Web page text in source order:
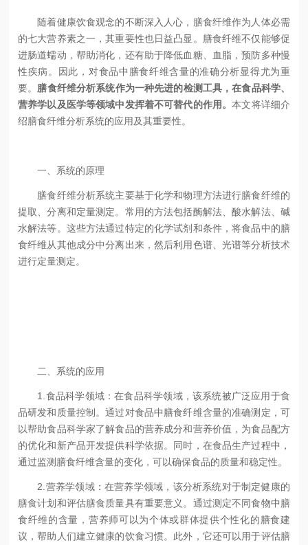
随着健康饮食观念的不断深入人心，膳食纤维作为人体必需
的七大营养素之一，其重要性也日益凸显。膳食纤维不仅能够促
进肠道蠕动，帮助消化，还有助于降低血糖、血脂，预防多种慢
性疾病。因此，对食品中膳食纤维含量的准确分析显得尤为重
要。 膳食纤维分析系统作为一种先进的检测工具，在食品科学、
营养学以及医学等领域中发挥着不可替代的作用。本文将详细介
绍膳食纤维分析系统的应用及其重要性。
一、系统的原理
膳食纤维分析系统主要基于化学和物理方法进行膳食纤维的
提取、分离和定量测定。常用的方法包括酶解法、酸水解法、碱
水解法等。这些方法通过特定的化学试剂和条件，将食品中的膳
食纤维从其他成分中分离出来，然后利用色谱、光谱等分析技术
进行定量测定。
二、系统的应用
1.食品科学领域：在食品科学领域，该系统被广泛应用于食
品研发和质量控制。通过对食品中膳食纤维含量的准确测定，可
以帮助食品科学家了解食品的营养成分和营养价值，为食品配方
的优化和新产品开发提供科学依据。同时，在食品生产过程中，
通过监测膳食纤维含量的变化，可以确保食品的质量和稳定性。
2.营养学领域：在营养学领域，该分析系统对于制定健康的
膳食计划和评估膳食质量具有重要意义。通过测定不同食物中膳
食纤维的含量，营养师可以为个体或群体提供个性化的膳食建
议，帮助人们建立健康的饮食习惯。此外，它还可以用于评估膳